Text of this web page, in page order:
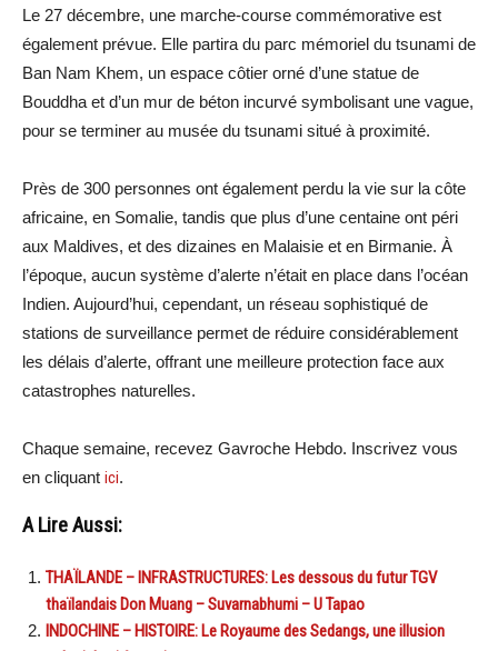
Le 27 décembre, une marche-course commémorative est
également prévue. Elle partira du parc mémoriel du tsunami de
Ban Nam Khem, un espace côtier orné d’une statue de
Bouddha et d’un mur de béton incurvé symbolisant une vague,
pour se terminer au musée du tsunami situé à proximité.
Près de 300 personnes ont également perdu la vie sur la côte
africaine, en Somalie, tandis que plus d’une centaine ont péri
aux Maldives, et des dizaines en Malaisie et en Birmanie. À
l’époque, aucun système d’alerte n’était en place dans l’océan
Indien. Aujourd’hui, cependant, un réseau sophistiqué de
stations de surveillance permet de réduire considérablement
les délais d’alerte, offrant une meilleure protection face aux
catastrophes naturelles.
Chaque semaine, recevez Gavroche Hebdo. Inscrivez vous
en cliquant ici.
A Lire Aussi:
THAÏLANDE – INFRASTRUCTURES: Les dessous du futur TGV
thaïlandais Don Muang – Suvarnabhumi – U Tapao
INDOCHINE – HISTOIRE: Le Royaume des Sedangs, une illusion